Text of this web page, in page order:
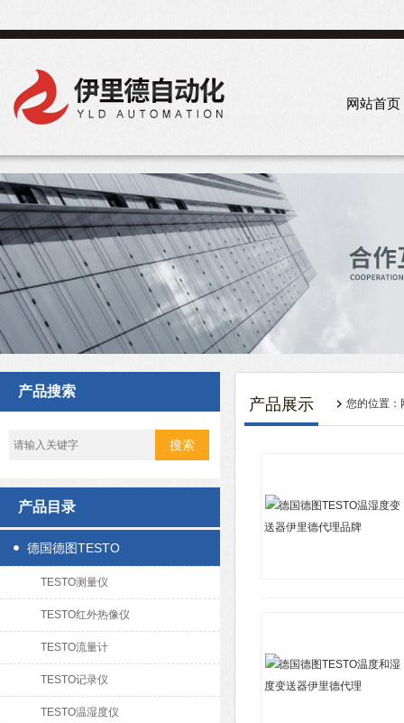
网站首页
产品搜索
产品目录
德国德图TESTO
TESTO测量仪
TESTO红外热像仪
TESTO流量计
TESTO记录仪
TESTO温湿度仪
产品展示 您的位置：